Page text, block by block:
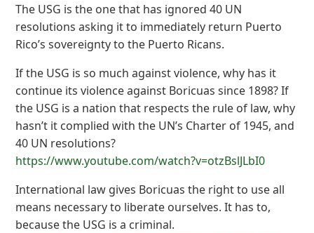
The USG is the one that has ignored 40 UN
resolutions asking it to immediately return Puerto
Rico’s sovereignty to the Puerto Ricans.
If the USG is so much against violence, why has it
continue its violence against Boricuas since 1898? If
the USG is a nation that respects the rule of law, why
hasn’t it complied with the UN’s Charter of 1945, and
40 UN resolutions?
https://www.youtube.com/watch?v=otzBslJLbI0
International law gives Boricuas the right to use all
means necessary to liberate ourselves. It has to,
because the USG is a criminal.